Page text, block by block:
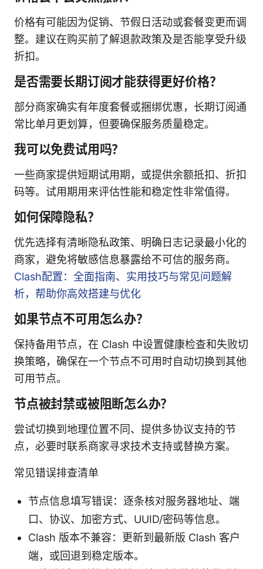
价格有可能因为促销、节假日活动或套餐变更而调
整。建议在购买前了解退款政策及是否能享受升级
折扣。
是否需要长期订阅才能获得更好价格？
部分商家确实有年度套餐或捆绑优惠，长期订阅通
常比单月更划算，但要确保服务质量稳定。
我可以免费试用吗？
一些商家提供短期试用期，或提供余额抵扣、折扣
码等。试用期用来评估性能和稳定性非常值得。
如何保障隐私？
优先选择有清晰隐私政策、明确日志记录最小化的
商家，避免将敏感信息暴露给不可信的服务商。
Clash配置：全面指南、实用技巧与常见问题解
析，帮助你高效搭建与优化
如果节点不可用怎么办？
保持备用节点，在 Clash 中设置健康检查和失败切
换策略，确保在一个节点不可用时自动切换到其他
可用节点。
节点被封禁或被阻断怎么办？
尝试切换到地理位置不同、提供多协议支持的节
点，必要时联系商家寻求技术支持或替换方案。
常见错误排查清单
节点信息填写错误：逐条核对服务器地址、端
口、协议、加密方式、UUID/密码等信息。
Clash 版本不兼容：更新到最新版 Clash 客户
端，或回退到稳定版本。